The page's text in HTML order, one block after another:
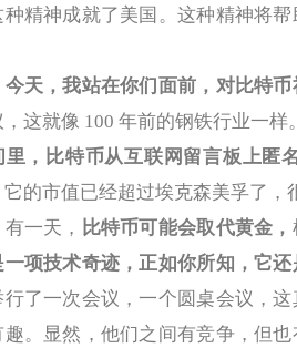
种精神成就了美国。这种精神将
今天，我站在你们面前，对比特
，这就像 100 年前的钢铁行业一
里，比特币从互联网留言板上匿
它的市值已经超过埃克森美孚了，
天， 比特币可能会取代黄金，
一项技术奇迹，正如你所知，它
行了一次会议，一个圆桌会议，
趣。显然，他们之间有竞争，但